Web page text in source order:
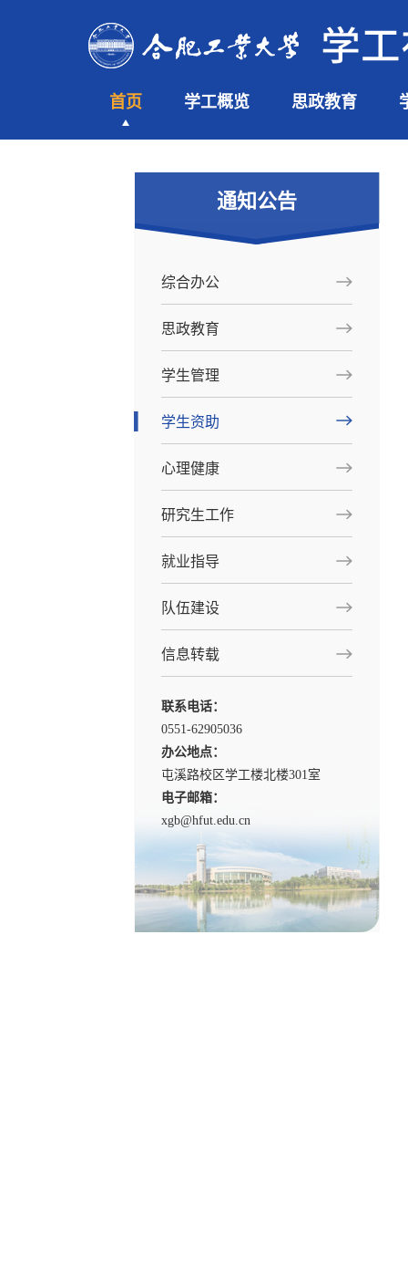
首页 学工概览 思政教育
通知公告
综合办公
思政教育
学生管理
学生资助
心理健康
研究生工作
就业指导
队伍建设
信息转载
联系电话：
0551-62905036
办公地点：
屯溪路校区学工楼北楼301室
电子邮箱：
xgb@hfut.edu.cn